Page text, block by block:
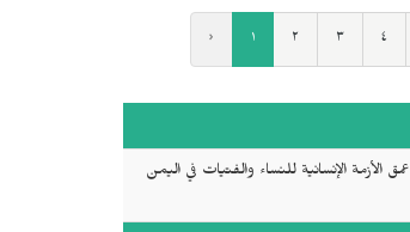
‹ ١ ٢ ٣ ٤
الأزمة الإنسانية للنساء والفتيات في اليمن